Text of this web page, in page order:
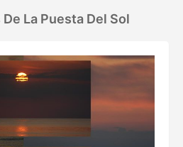
La Puesta Del Sol